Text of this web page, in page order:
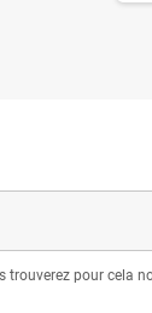
trouverez pour cela